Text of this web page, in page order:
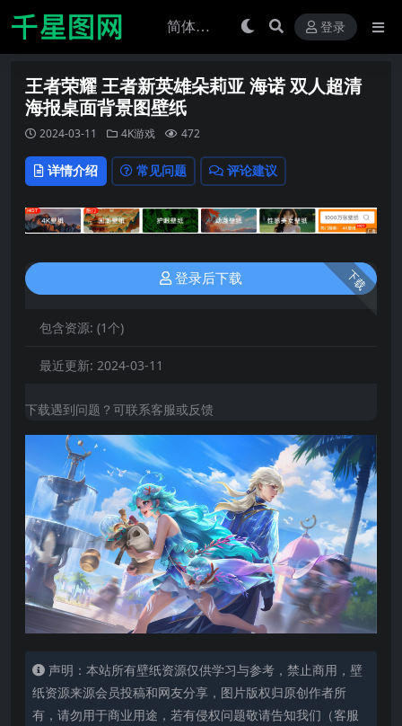
登录
王者荣耀 王者新英雄朵莉亚 海诺 双人超清
海报桌面背景图壁纸
2024-03-11 4K游戏 472
详情介绍 常见问题 评论建议
下载
登录后下载
包含资源: (1个)
最近更新: 2024-03-11
下载遇到问题？可联系客服或反馈
声明：本站所有壁纸资源仅供学习与参考，禁止商用，壁
纸资源来源会员投稿和网友分享，图片版权归原创作者所
有，请勿用于商业用途，若有侵权问题敬请告知我们（客服